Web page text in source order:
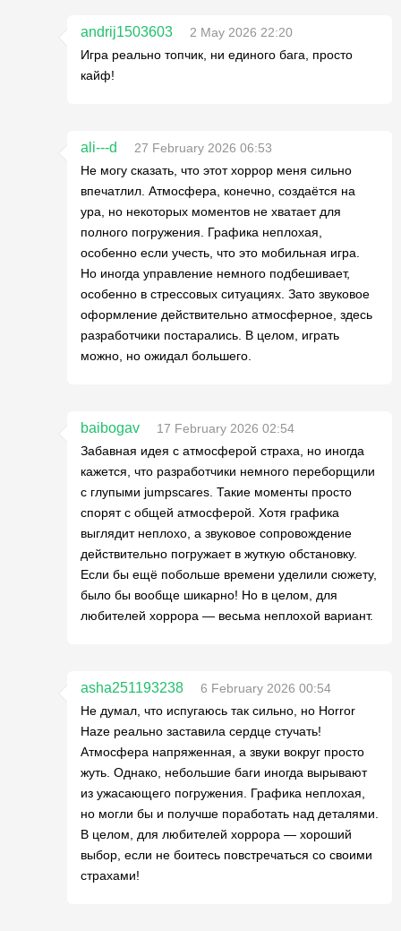
andrij1503603
2 May 2026 22:20
Игра реально топчик, ни единого бага, просто
кайф!
ali---d
27 February 2026 06:53
Не могу сказать, что этот хоррор меня сильно
впечатлил. Атмосфера, конечно, создаётся на
ура, но некоторых моментов не хватает для
полного погружения. Графика неплохая,
особенно если учесть, что это мобильная игра.
Но иногда управление немного подбешивает,
особенно в стрессовых ситуациях. Зато звуковое
оформление действительно атмосферное, здесь
разработчики постарались. В целом, играть
можно, но ожидал большего.
baibogav
17 February 2026 02:54
Забавная идея с атмосферой страха, но иногда
кажется, что разработчики немного переборщили
с глупыми jumpscares. Такие моменты просто
спорят с общей атмосферой. Хотя графика
выглядит неплохо, а звуковое сопровождение
действительно погружает в жуткую обстановку.
Если бы ещё побольше времени уделили сюжету,
было бы вообще шикарно! Но в целом, для
любителей хоррора — весьма неплохой вариант.
asha251193238
6 February 2026 00:54
Не думал, что испугаюсь так сильно, но Horror
Haze реально заставила сердце стучать!
Атмосфера напряженная, а звуки вокруг просто
жуть. Однако, небольшие баги иногда вырывают
из ужасающего погружения. Графика неплохая,
но могли бы и получше поработать над деталями.
В целом, для любителей хоррора — хороший
выбор, если не боитесь повстречаться со своими
страхами!